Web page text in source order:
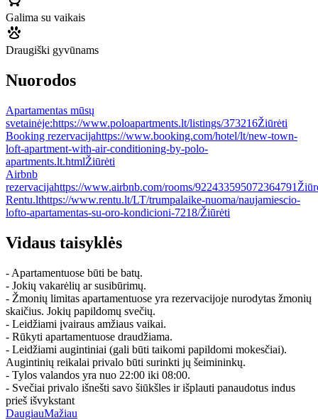
Galima su vaikais
Draugiški gyvūnams
Nuorodos
Apartamentas mūsų
svetainėje:https://www.poloapartments.lt/listings/373216Žiūrėti
Booking rezervacijahttps://www.booking.com/hotel/lt/new-town-
loft-apartment-with-air-conditioning-by-polo-
apartments.lt.htmlŽiūrėti
Airbnb
rezervacijahttps://www.airbnb.com/rooms/922433595072364791
Rentu.lthttps://www.rentu.lt/LT/trumpalaike-nuoma/naujamiescio-
lofto-apartamentas-su-oro-kondicioni-7218/Žiūrėti
Vidaus taisyklės
- Apartamentuose būti be batų.
- Jokių vakarėlių ar susibūrimų.
- Žmonių limitas apartamentuose yra rezervacijoje nurodytas žmonių
skaičius. Jokių papildomų svečių.
- Leidžiami įvairaus amžiaus vaikai.
- Rūkyti apartamentuose draudžiama.
- Leidžiami augintiniai (gali būti taikomi papildomi mokesčiai).
Augintinių reikalai privalo būti surinkti jų šeimininkų.
- Tylos valandos yra nuo 22:00 iki 08:00.
- Svečiai privalo išnešti savo šiūkšles ir išplauti panaudotus indus
prieš išvykstant
DaugiauMažiau